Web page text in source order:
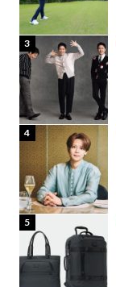
3
4
5